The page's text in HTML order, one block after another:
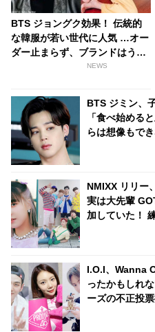
BTS ジョングク効果！ 伝統的
な韓服が若い世代に人気 …オー
ダー止まらず、ブランドはうれ
NEWS
BTS ジミン、
「食べ始める
らは想像もで
NMIXX リリー
実は大先輩
加していた！
I.O.I、Wanna
ったかもしれ
ーズの不正投